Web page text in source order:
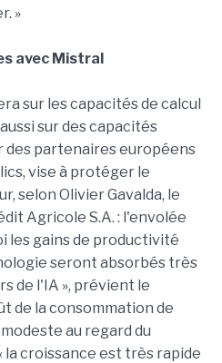
»
avec Mistral
sur les capacités de calcul
sur des capacités
partenaires européens
vise à protéger le
selon Olivier Gavalda, le
Agricole S.A. : l'envolée
les gains de productivité
seront absorbés très
de l'IA », prévient le
de la consommation de
au regard du
la croissance est très rapide